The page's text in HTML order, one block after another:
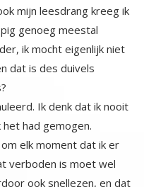
mijn leesdrang kreeg ik
genoeg meestal
ik mocht eigenlijk niet
dat is des duivels
Ik denk dat ik nooit
had gemogen.
elk moment dat ik er
verboden is moet wel
ook snellezen, en dat